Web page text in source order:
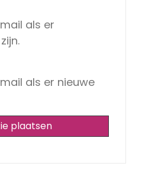
als er
als er nieuwe